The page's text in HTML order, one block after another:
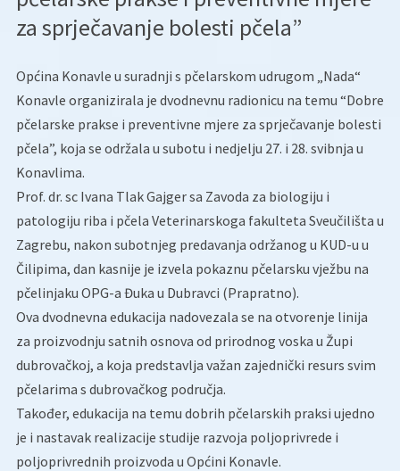
za sprječavanje bolesti pčela”
Općina Konavle u suradnji s pčelarskom udrugom „Nada“
Konavle organizirala je dvodnevnu radionicu na temu “Dobre
pčelarske prakse i preventivne mjere za sprječavanje bolesti
pčela”, koja se održala u subotu i nedjelju 27. i 28. svibnja u
Konavlima.
Prof. dr. sc Ivana Tlak Gajger sa Zavoda za biologiju i
patologiju riba i pčela Veterinarskoga fakulteta Sveučilišta u
Zagrebu, nakon subotnjeg predavanja održanog u KUD-u u
Čilipima, dan kasnije je izvela pokaznu pčelarsku vježbu na
pčelinjaku OPG-a Đuka u Dubravci (Prapratno).
Ova dvodnevna edukacija nadovezala se na otvorenje linija
za proizvodnju satnih osnova od prirodnog voska u Župi
dubrovačkoj, a koja predstavlja važan zajednički resurs svim
pčelarima s dubrovačkog područja.
Također, edukacija na temu dobrih pčelarskih praksi ujedno
je i nastavak realizacije studije razvoja poljoprivrede i
poljoprivrednih proizvoda u Općini Konavle.